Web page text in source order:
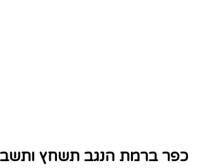
כפר ברמת הנגב תשחץ